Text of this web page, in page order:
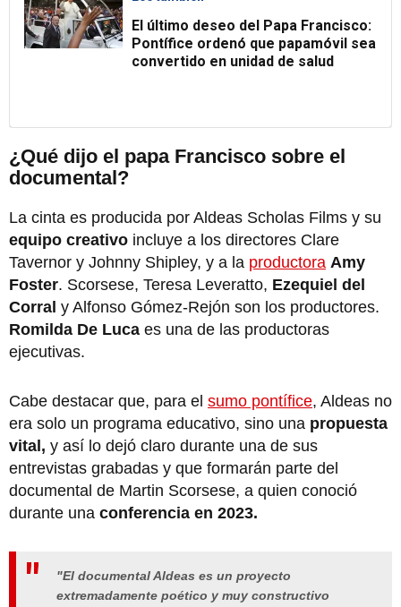
El último deseo del Papa Francisco:
Pontífice ordenó que papamóvil sea
convertido en unidad de salud
¿Qué dijo el papa Francisco sobre el
documental?
La cinta es producida por Aldeas Scholas Films y su
equipo creativo incluye a los directores Clare
Tavernor y Johnny Shipley, y a la productora Amy
Foster. Scorsese, Teresa Leveratto, Ezequiel del
Corral y Alfonso Gómez-Rejón son los productores.
Romilda De Luca es una de las productoras
ejecutivas.
Cabe destacar que, para el sumo pontífice, Aldeas no
era solo un programa educativo, sino una propuesta
vital, y así lo dejó claro durante una de sus
entrevistas grabadas y que formarán parte del
documental de Martin Scorsese, a quien conoció
durante una conferencia en 2023.
"El documental Aldeas es un proyecto
extremadamente poético y muy constructivo